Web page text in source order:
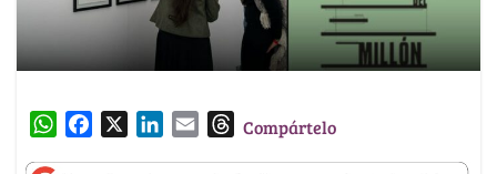
W
TCompártelo